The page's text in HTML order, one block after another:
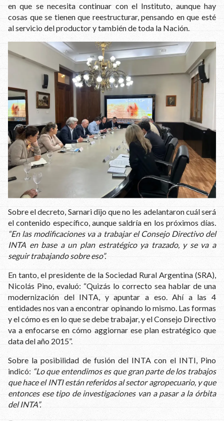
en que se necesita continuar con el Instituto, aunque hay
cosas que se tienen que reestructurar, pensando en que esté
al servicio del productor y también de toda la Nación.
Sobre el decreto, Sarnari dijo que no les adelantaron cuál será
el contenido específico, aunque saldría en los próximos días
“En las modificaciones va a trabajar el Consejo Directivo del
INTA en base a un plan estratégico ya trazado, y se va a
seguir trabajando sobre eso”.
En tanto, el presidente de la Sociedad Rural Argentina (SRA),
Nicolás Pino, evaluó: “Quizás lo correcto sea hablar de una
modernización del INTA, y apuntar a eso. Ahí a las 4
entidades nos van a encontrar opinando lo mismo. Las formas
y el cómo es en lo que se debe trabajar, y el Consejo Directivo
va a enfocarse en cómo aggiornar ese plan estratégico que
data del año 2015”.
Sobre la posibilidad de fusión del INTA con el INTI, Pino
indicó: “Lo que entendimos es que gran parte de los trabajos
que hace el INTI están referidos al sector agropecuario, y que
entonces ese tipo de investigaciones van a pasar a la órbita
del INTA”.